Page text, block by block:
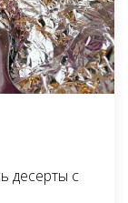
десерты с